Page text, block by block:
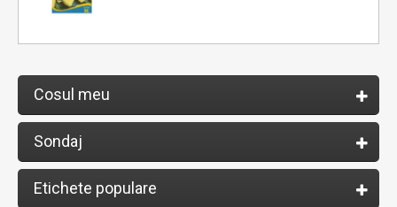
Cosul meu
Sondaj
Etichete populare